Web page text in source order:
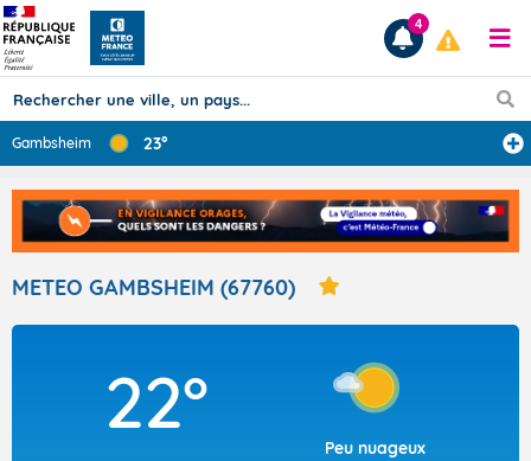
Prévisions
TOUS LES RÉSULTATS
Articles
4
Gambsheim 23°
METEO GAMBSHEIM (67760)
22°
Peu nuageux